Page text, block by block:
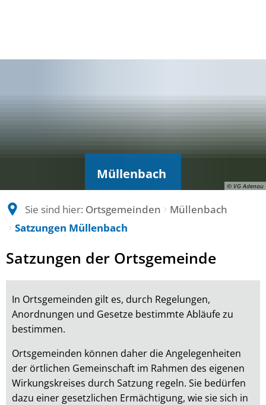
© VG Adenau
Müllenbach
Sie sind hier: Ortsgemeinden
Müllenbach
Satzungen Müllenbach
Satzungen
Müllenbach
Satzungen der Ortsgemeinde
In Ortsgemeinden gilt es, durch Regelungen,
Anordnungen und Gesetze bestimmte Abläufe zu
bestimmen.
Ortsgemeinden können daher die Angelegenheiten
der örtlichen Gemeinschaft im Rahmen des eigenen
Wirkungskreises durch Satzung regeln. Sie bedürfen
dazu einer gesetzlichen Ermächtigung, wie sie sich in